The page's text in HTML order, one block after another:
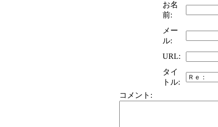
お名
前:
メー
ル:
URL:
タイ
トル:
コメント: